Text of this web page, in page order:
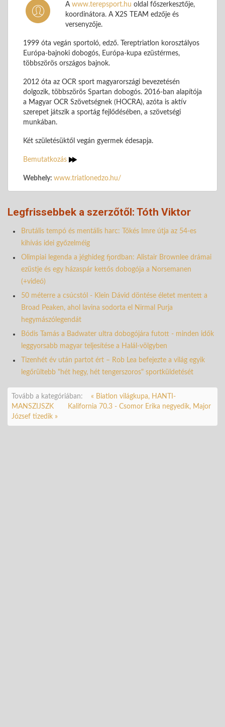
A www.terepsport.hu oldal főszerkesztője,
koordinátora. A X2S TEAM edzője és
versenyzője.
1999 óta vegán sportoló, edző. Tereptriatlon korosztályos
Európa-bajnoki dobogós, Európa-kupa ezüstérmes,
többszörös országos bajnok.
2012 óta az OCR sport magyarországi bevezetésén
dolgozik, többszörös Spartan dobogós. 2016-ban alapítója
a Magyar OCR Szövetségnek (HOCRA), azóta is aktív
szerepet játszik a sportág fejlődésében, a szövetségi
munkában.
Két születésüktől vegán gyermek édesapja.
Bemutatkozás
Webhely: www.triatlonedzo.hu/
Legfrissebbek a szerzőtől: Tóth Viktor
Brutális tempó és mentális harc: Tőkés Imre útja az 54-es
kihívás idei győzelméig
Olimpiai legenda a jéghideg fjordban: Alistair Brownlee drámai
ezüstje és egy házaspár kettős dobogója a Norsemanen
(+videó)
50 méterre a csúcstól - Klein Dávid döntése életet mentett a
Broad Peaken, ahol lavina sodorta el Nirmal Purja
hegymászólegendát
Bódis Tamás a Badwater ultra dobogójára futott - minden idők
leggyorsabb magyar teljesítése a Halál-völgyben
Tizenhét év után partot ért – Rob Lea befejezte a világ egyik
legőrültebb "hét hegy, hét tengerszoros" sportküldetését
Tovább a kategóriában:
« Biatlon világkupa, HANTI-
MANSZIJSZK
Kalifornia 70.3 - Csomor Erika negyedik, Major
József tizedik »